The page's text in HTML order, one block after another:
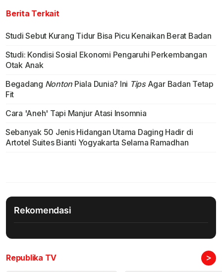
Berita Terkait
Studi Sebut Kurang Tidur Bisa Picu Kenaikan Berat Badan
Studi: Kondisi Sosial Ekonomi Pengaruhi Perkembangan
Otak Anak
Begadang Nonton Piala Dunia? Ini Tips Agar Badan Tetap
Fit
Cara 'Aneh' Tapi Manjur Atasi Insomnia
Sebanyak 50 Jenis Hidangan Utama Daging Hadir di
Artotel Suites Bianti Yogyakarta Selama Ramadhan
Rekomendasi
Republika TV >